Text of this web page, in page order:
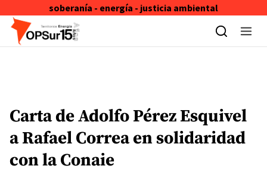
soberanía - energía - justicia ambiental
Skip to content
Carta de Adolfo Pérez Esquivel
a Rafael Correa en solidaridad
con la Conaie